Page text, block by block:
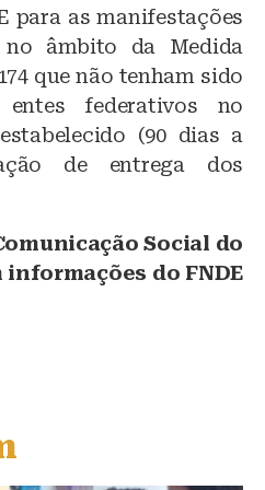
para as manifestações
âmbito da Medida
que não tenham sido
entes federativos no
(90 dias a
de entrega dos
Social do
informações do FNDE